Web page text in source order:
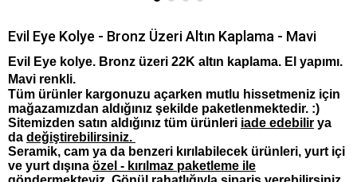
Evil Eye Kolye - Bronz Üzeri Altın Kaplama - Mavi
Evil Eye kolye. Bronz üzeri 22K altın kaplama. El yapımı.
Mavi renkli.
Tüm ürünler kargonuzu açarken mutlu hissetmeniz için
mağazamızdan aldığınız şekilde paketlenmektedir. :)
Sitemizden satın aldığınız tüm ürünleri iade edebilir ya
da değiştirebilirsiniz.
Seramik, cam ya da benzeri kırılabilecek ürünleri, yurt içi
ve yurt dışına özel - kırılmaz paketleme ile